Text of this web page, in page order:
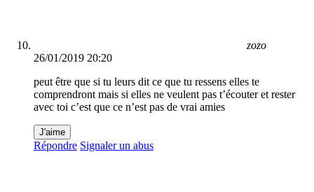
zozo
26/01/2019 20:20
peut être que si tu leurs dit ce que tu ressens elles te
comprendront mais si elles ne veulent pas t’écouter et rester
avec toi c’est que ce n’est pas de vrai amies
J'aime
Répondre Signaler un abus